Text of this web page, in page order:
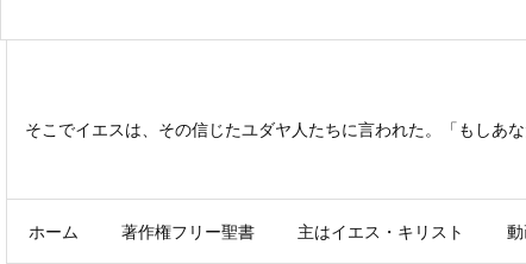
そこでイエスは、その信じたユダヤ人たちに言われた。「もしあ
ホーム 著作権フリー聖書 主はイエス・キリスト